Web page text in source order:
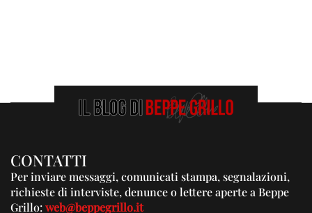
CONTATTI
Per inviare messaggi, comunicati stampa, segnalazioni,
richieste di interviste, denunce o lettere aperte a Beppe
Grillo:web@beppegrillo.it